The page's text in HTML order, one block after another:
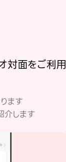
対面をご利用
ます
介します